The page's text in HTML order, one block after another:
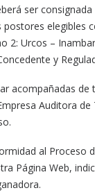
ser
elegibles
2: Urcos –
y
acompañadas
Auditora
al Proceso
Página Web,